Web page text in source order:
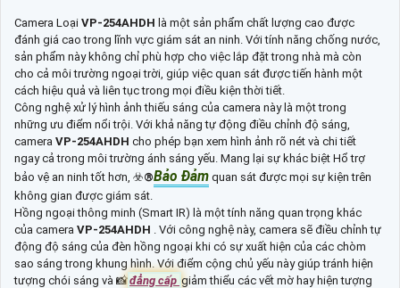
Camera Loại VP-254AHDH là một sản phẩm chất lượng cao được
đánh giá cao trong lĩnh vực giám sát an ninh. Với tính năng chống nước,
sản phẩm này không chỉ phù hợp cho việc lắp đặt trong nhà mà còn
cho cả môi trường ngoại trời, giúp việc quan sát được tiến hành một
cách hiệu quả và liên tục trong mọi điều kiện thời tiết.
Công nghệ xử lý hình ảnh thiếu sáng của camera này là một trong
những ưu điểm nổi trội. Với khả năng tự động điều chỉnh độ sáng,
camera VP-254AHDH cho phép bạn xem hình ảnh rõ nét và chi tiết
ngay cả trong môi trường ánh sáng yếu. Mang lại sự khác biệt Hổ trợ
bảo vệ an ninh tốt hơn, ☣️®️Bảo Đảm quan sát được mọi sự kiện trên
không gian được giám sát.
Hồng ngoại thông minh (Smart IR) là một tính năng quan trọng khác
của camera VP-254AHDH
. Với công nghệ này, camera sẽ điều chỉnh tự
động độ sáng của đèn hồng ngoại khi có sự xuất hiện của các chòm
sao sáng trong khung hình. Với điểm cộng chủ yếu này giúp tránh hiện
tượng chói sáng và 📸đẳng cấp giảm thiểu các vết mờ hay hiện tượng